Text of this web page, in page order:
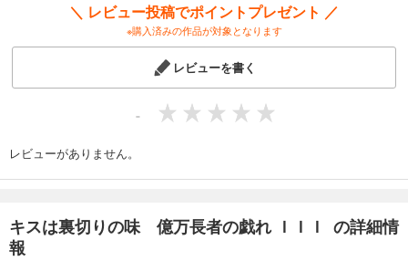
＼ レビュー投稿でポイントプレゼント ／
※購入済みの作品が対象となります
レビューを書く
-
レビューがありません。
キスは裏切りの味 億万長者の戯れ ＩＩＩ の詳細情
報